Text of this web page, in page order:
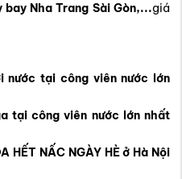
Nha Trang Sài Gòn,...giá
tại công viên nước lớn
tại công viên nước lớn nhất
HẾT NẤC NGÀY HÈ ở Hà Nội